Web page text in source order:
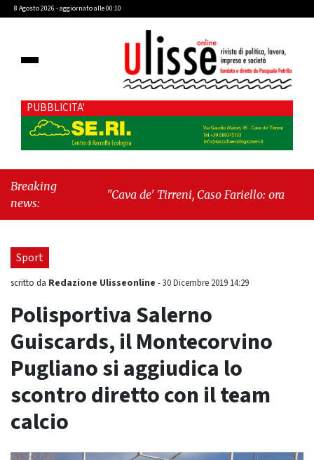
8 Agosto 2026 - aggiornato alle 00:10
PUBBLICITA'
Breaking
news:
"Cava de' Tirreni, Caso Fariello: ora torniamo
Sport
scritto da Redazione Ulisseonline -30 Dicembre 2019 14:29
Polisportiva Salerno
Guiscards, il Montecorvino
Pugliano si aggiudica lo
scontro diretto con il team
calcio